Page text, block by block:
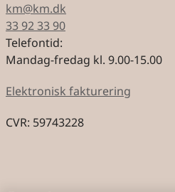
km@km.dk
33 92 33 90
Telefontid:
Mandag-fredag kl. 9.00-15.00
Elektronisk fakturering
CVR: 59743228